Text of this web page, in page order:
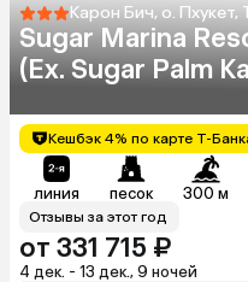
Карон Бич, о. Пхукет,
Sugar Marina
(Ex. Sugar Palm
Кешбэк 4% по карте Т-
линия песок 300 м
Отзывы за этот год
от 331 715 ₽
4 дек. - 13 дек., 9 ночей